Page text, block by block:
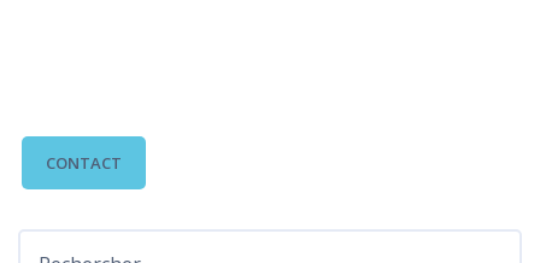
CONTACT